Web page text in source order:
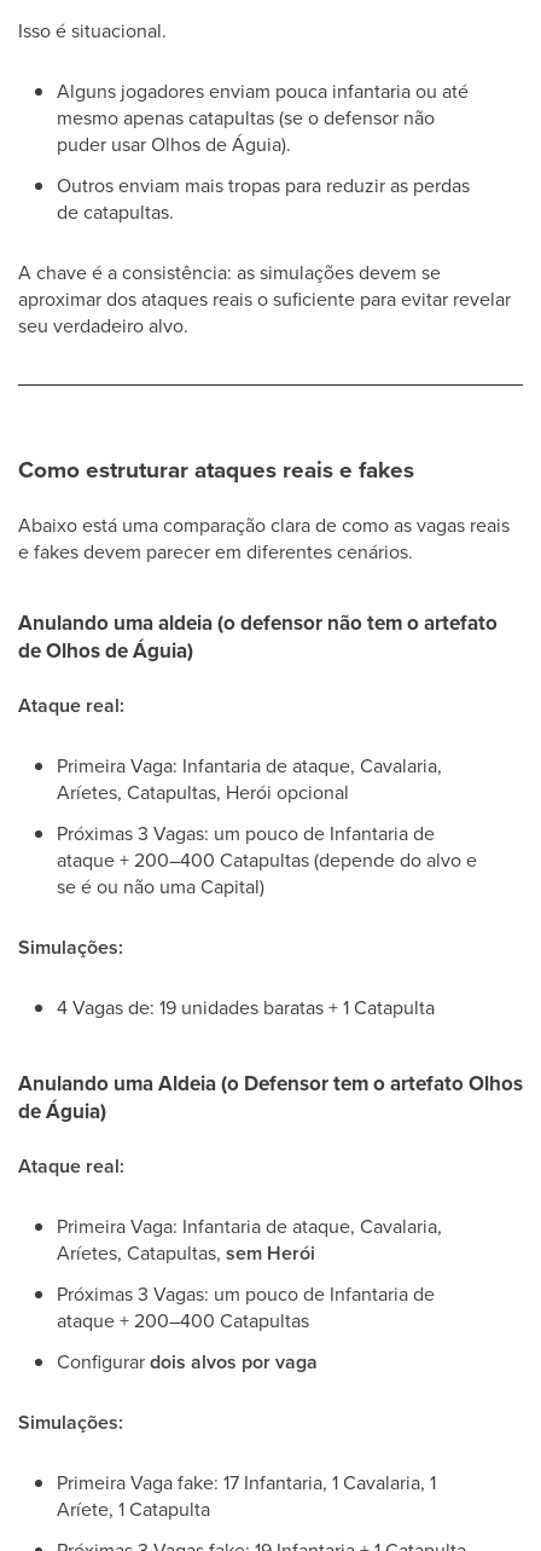
Isso é situacional.
Alguns jogadores enviam pouca infantaria ou até
mesmo apenas catapultas (se o defensor não
puder usar Olhos de Águia).
Outros enviam mais tropas para reduzir as perdas
de catapultas.
A chave é a consistência: as simulações devem se
aproximar dos ataques reais o suficiente para evitar revelar
seu verdadeiro alvo.
Como estruturar ataques reais e fakes
Abaixo está uma comparação clara de como as vagas reais
e fakes devem parecer em diferentes cenários.
Anulando uma aldeia (o defensor não tem o artefato
de Olhos de Águia)
Ataque real:
Primeira Vaga: Infantaria de ataque, Cavalaria,
Aríetes, Catapultas, Herói opcional
Próximas 3 Vagas: um pouco de Infantaria de
ataque + 200–400 Catapultas (depende do alvo e
se é ou não uma Capital)
Simulações:
4 Vagas de: 19 unidades baratas + 1 Catapulta
Anulando uma Aldeia (o Defensor tem o artefato Olhos
de Águia)
Ataque real:
Primeira Vaga: Infantaria de ataque, Cavalaria,
Aríetes, Catapultas, sem Herói
Próximas 3 Vagas: um pouco de Infantaria de
ataque + 200–400 Catapultas
Configurardois alvos por vaga
Simulações:
Primeira Vaga fake: 17 Infantaria, 1 Cavalaria, 1
Aríete, 1 Catapulta